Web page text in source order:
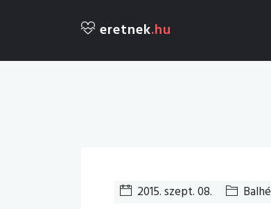
eretnek.hu
2015. szept. 08. Balhé